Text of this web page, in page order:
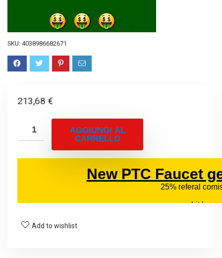
SKU: 4038986682671
213,68 €
AGGIUNGI AL
CARRELLO
Add to wishlist